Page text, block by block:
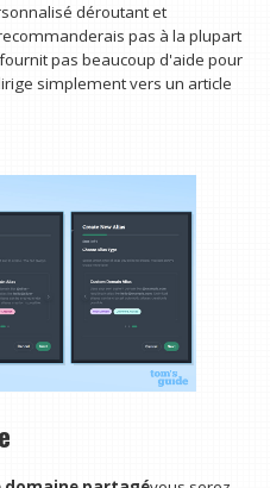
déroutant et
pas à la plupart
pas beaucoup d'aide pour
simplement vers un article